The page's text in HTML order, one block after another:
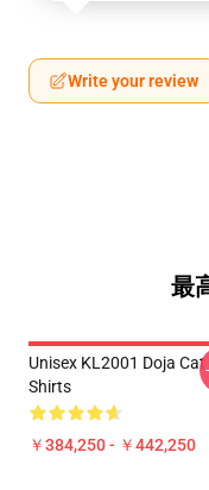
Write your review
最
Unisex KL2001 Doja Cat
Shirts
￥384,250 - ￥442,250